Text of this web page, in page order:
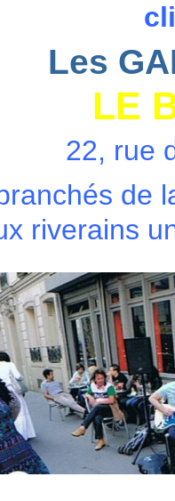
Les
LE
22, rue
de
riverains